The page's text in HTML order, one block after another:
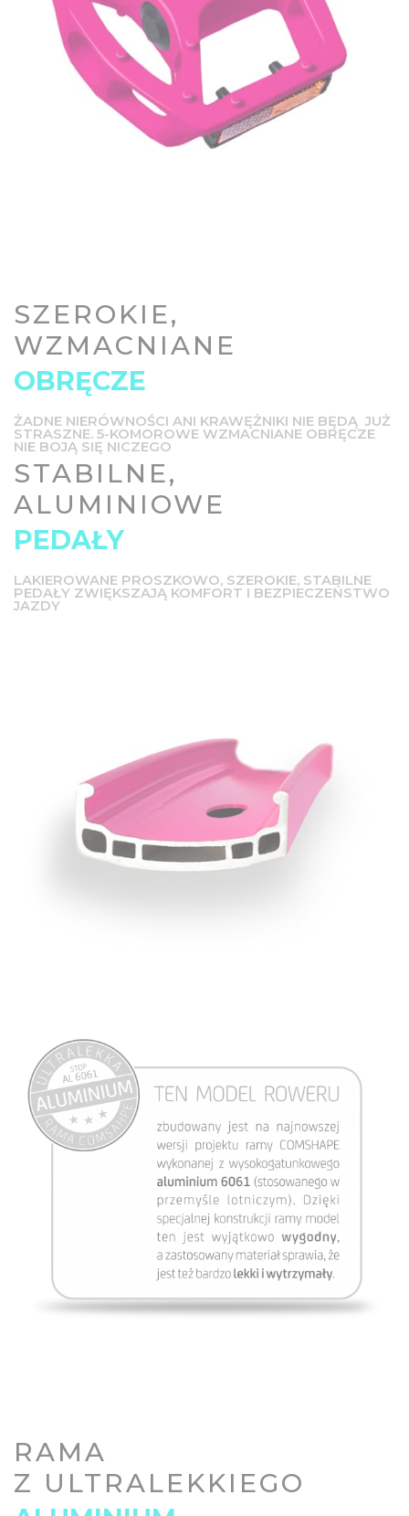
SZEROKIE,
WZMACNIANE
OBRĘCZE
ŻADNE NIERÓWNOŚCI ANI KRAWĘŻNIKI NIE BĘDĄ JUŻ
STRASZNE. 5-KOMOROWE WZMACNIANE OBRĘCZE
NIE BOJĄ SIĘ NICZEGO
STABILNE,
ALUMINIOWE
PEDAŁY
LAKIEROWANE PROSZKOWO, SZEROKIE, STABILNE
PEDAŁY ZWIĘKSZAJĄ KOMFORT I BEZPIECZEŃSTWO
JAZDY
RAMA
Z ULTRALEKKIEGO